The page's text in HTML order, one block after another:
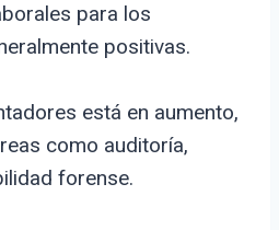
para los
positivas.
está en aumento,
como auditoría,
forense.